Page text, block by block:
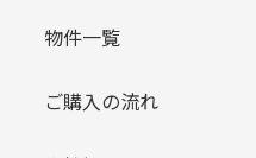
物件一覧
ご購入の流れ